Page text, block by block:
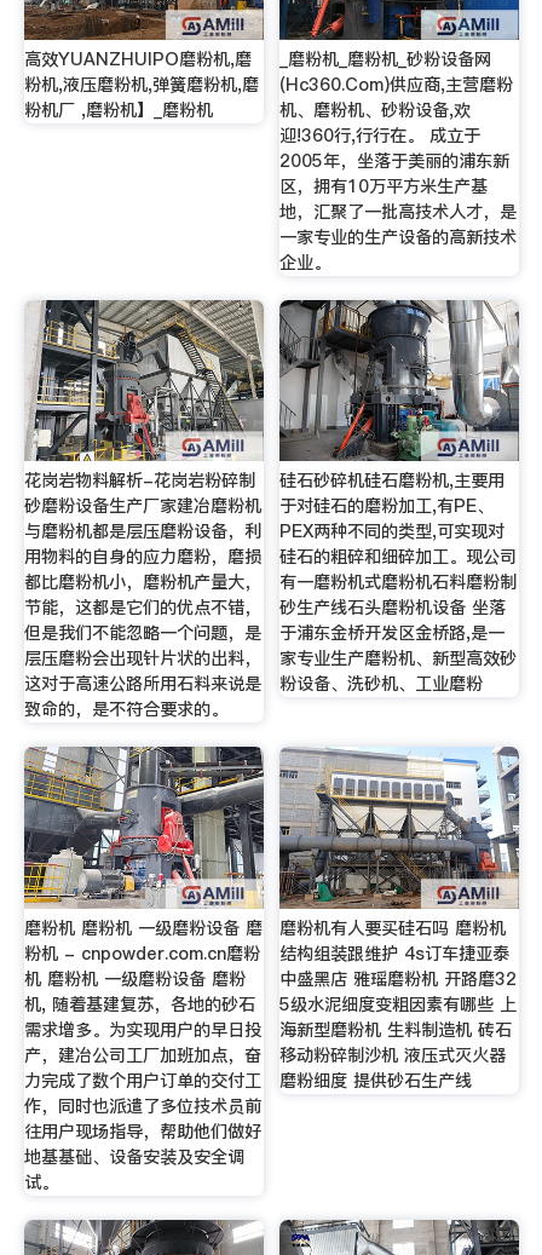
高效YUANZHUIPO磨粉机,磨
粉机,液压磨粉机,弹簧磨粉机,磨
粉机厂 ,磨粉机】_磨粉机
_磨粉机_磨粉机_砂粉设备网
(Hc360.Com)供应商,主营磨粉
机、磨粉机、砂粉设备,欢
迎!360行,行行在。 成立于
2005年，坐落于美丽的浦东新
区，拥有10万平方米生产基
地，汇聚了一批高技术人才，是
一家专业的生产设备的高新技术
企业。
花岗岩物料解析-花岗岩粉碎制
砂磨粉设备生产厂家建冶磨粉机
与磨粉机都是层压磨粉设备，利
用物料的自身的应力磨粉，磨损
都比磨粉机小，磨粉机产量大，
节能，这都是它们的优点不错，
但是我们不能忽略一个问题，是
层压磨粉会出现针片状的出料，
这对于高速公路所用石料来说是
致命的，是不符合要求的。
硅石砂碎机硅石磨粉机,主要用
于对硅石的磨粉加工,有PE、
PEX两种不同的类型,可实现对
硅石的粗碎和细碎加工。现公司
有一磨粉机式磨粉机石料磨粉制
砂生产线石头磨粉机设备 坐落
于浦东金桥开发区金桥路,是一
家专业生产磨粉机、新型高效砂
粉设备、洗砂机、工业磨粉
磨粉机 磨粉机 一级磨粉设备 磨
粉机 - cnpowder.com.cn磨粉
机 磨粉机 一级磨粉设备 磨粉
机, 随着基建复苏，各地的砂石
需求增多。为实现用户的早日投
产，建冶公司工厂加班加点，奋
力完成了数个用户订单的交付工
作，同时也派遣了多位技术员前
往用户现场指导，帮助他们做好
地基基础、设备安装及安全调
试。
磨粉机有人要买硅石吗 磨粉机
结构组装跟维护 4s订车捷亚泰
中盛黑店 雅瑶磨粉机 开路磨32
5级水泥细度变粗因素有哪些 上
海新型磨粉机 生料制造机 砖石
移动粉碎制沙机 液压式灭火器
磨粉细度 提供砂石生产线